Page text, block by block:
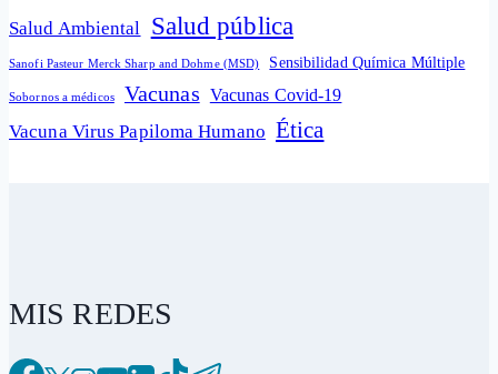
Salud Ambiental Salud pública
Sanofi Pasteur Merck Sharp and Dohme (MSD) Sensibilidad Química Múltiple
Sobornos a médicos Vacunas Vacunas Covid-19
Vacuna Virus Papiloma Humano Ética
MIS REDES